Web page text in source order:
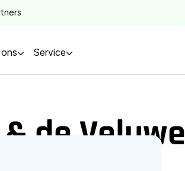
Service
de Veluwe